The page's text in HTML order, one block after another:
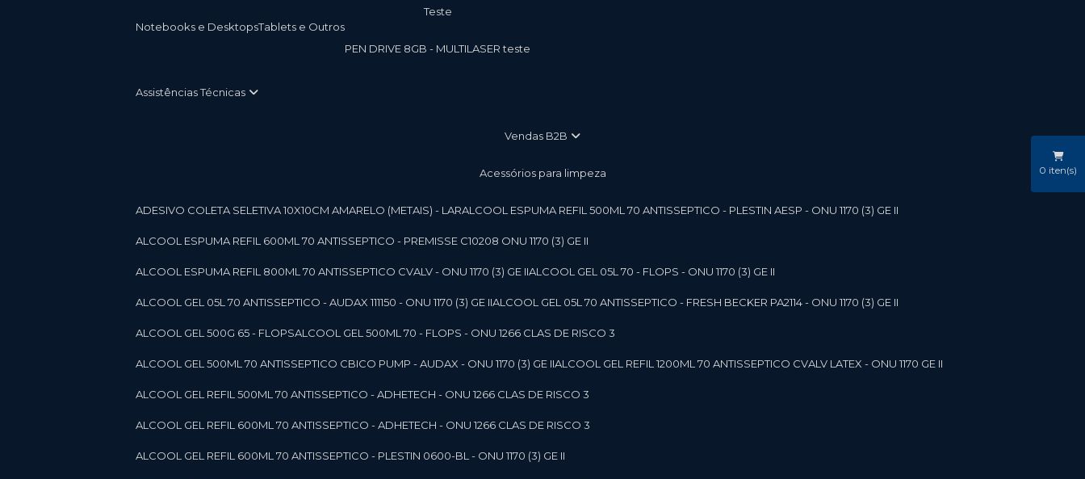
Notebooks e Desktops Tablets e Outros
teste
PEN DRIVE 8GB - MULTILASER teste
Assistências Técnicas
vendas B2B
Acessórios para limpeza
ADESIVO COLETA SELETIVA 10X10CM AMARELO (METAIS) - LAR ALCOOL ESPUMA REFIL 500ML 70 ANTISSEPTICO - PLESTIN AESP - ONU 1170 (3) GE II
ALCOOL ESPUMA REFIL 600ML 70 ANTISSEPTICO - PREMISSE C10208 ONU 1170 (3) GE II
ALCOOL ESPUMA REFIL 800ML 70 ANTISSEPTICO CVALV - ONU 1170 (3) GE II ALCOOL GEL 05L 70 - FLOPS - ONU 1170 (3) GE II
ALCOOL GEL 05L 70 ANTISSEPTICO - AUDAX 111150 - ONU 1170 (3) GE II ALCOOL GEL 05L 70 ANTISSEPTICO - FRESH BECKER PA2114 - ONU 1170 (3) GE II
ALCOOL GEL 500G 65 - FLOPS ALCOOL GEL 500ML 70 - FLOPS - ONU 1266 CLAS DE RISCO 3
ALCOOL GEL 500ML 70 ANTISSEPTICO CBICO PUMP - AUDAX - ONU 1170 (3) GE II ALCOOL GEL REFIL 1200ML 70 ANTISSEPTICO CVALV LATEX - ONU 1170 GE II
ALCOOL GEL REFIL 500ML 70 ANTISSEPTICO - ADHETECH - ONU 1266 CLAS DE RISCO 3
ALCOOL GEL REFIL 600ML 70 ANTISSEPTICO - ADHETECH - ONU 1266 CLAS DE RISCO 3
ALCOOL GEL REFIL 600ML 70 ANTISSEPTICO - PLESTIN 0600-BL - ONU 1170 (3) GE II
0 iten(s)